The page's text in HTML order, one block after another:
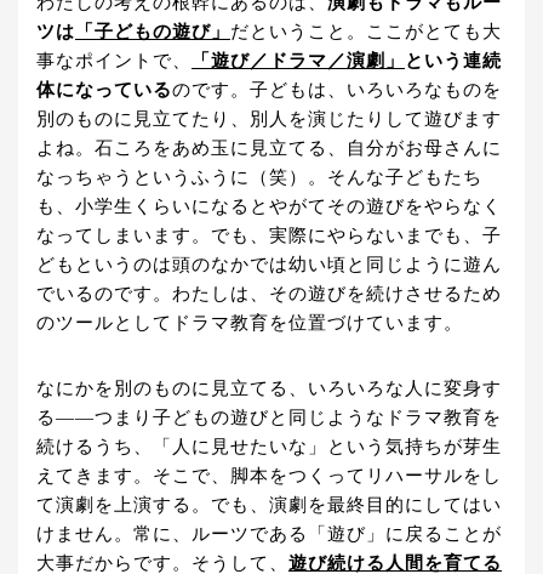
ツは 「子どもの遊び」 だということ。ここがとても大
事なポイントで、
「遊び／ドラマ／演劇」
という連続
体になっているのです。子どもは、いろいろなものを
別のものに見立てたり、別人を演じたりして遊びます
よね。石ころをあめ玉に見立てる、自分がお母さんに
なっちゃうというふうに（笑）。そんな子どもたち
も、小学生くらいになるとやがてその遊びをやらなく
なってしまいます。でも、実際にやらないまでも、子
どもというのは頭のなかでは幼い頃と同じように遊ん
でいるのです。わたしは、その遊びを続けさせるため
のツールとしてドラマ教育を位置づけています。
なにかを別のものに見立てる、いろいろな人に変身す
る――つまり子どもの遊びと同じようなドラマ教育を
続けるうち、「人に見せたいな」という気持ちが芽生
えてきます。そこで、脚本をつくってリハーサルをし
て演劇を上演する。でも、演劇を最終目的にしてはい
けません。常に、ルーツである「遊び」に戻ることが
大事だからです。そうして、 遊び続ける人間を育てる